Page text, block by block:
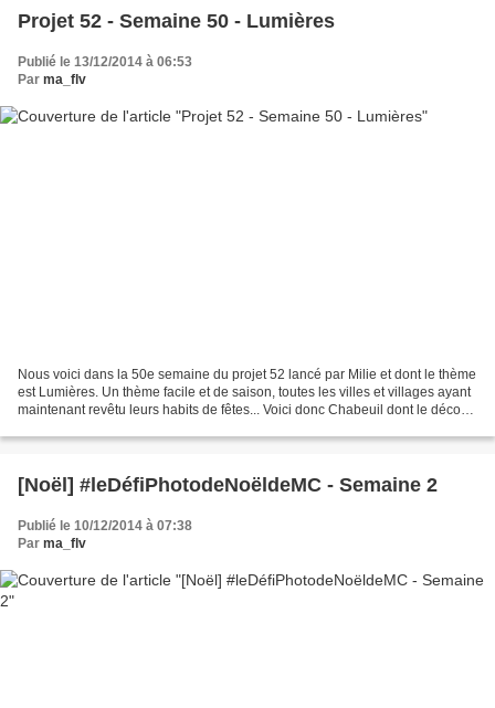
Projet 52 - Semaine 50 - Lumières
Publié le 13/12/2014 à 06:53
Par ma_flv
Nous voici dans la 50e semaine du projet 52 lancé par Milie et dont le thème
est Lumières. Un thème facile et de saison, toutes les villes et villages ayant
maintenant revêtu leurs habits de fêtes... Voici donc Chabeuil dont le décor
[Noël] #leDéfiPhotodeNoëldeMC - Semaine 2
Publié le 10/12/2014 à 07:38
Par ma_flv